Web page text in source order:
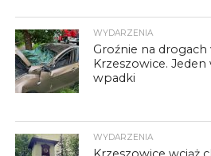
WYDARZENIA
Groźnie na
Krzeszowice.
wpadki
WYDARZENIA